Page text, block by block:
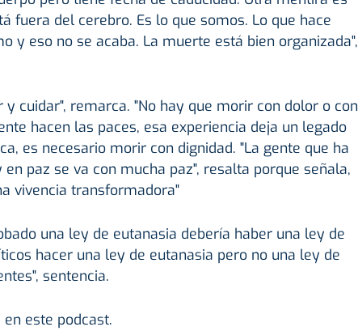
fuera del cerebro. Es lo que somos. Lo que hace
y eso no se acaba. La muerte está bien organizada",
cuidar", remarca. "No hay que morir con dolor o con
hacen las paces, esa experiencia deja un legado
es necesario morir con dignidad. "La gente que ha
paz se va con mucha paz", resalta porque señala,
vivencia transformadora"
una ley de eutanasia debería haber una ley de
hacer una ley de eutanasia pero no una ley de
sentencia.
este podcast.